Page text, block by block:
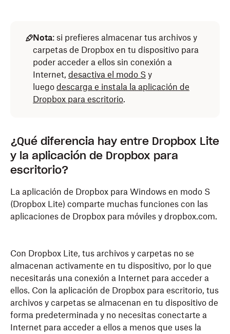
Nota: si prefieres almacenar tus archivos y
carpetas de Dropbox en tu dispositivo para
poder acceder a ellos sin conexión a
Internet, desactiva el modo S y
luego descarga e instala la aplicación de
Dropbox para escritorio.
¿Qué diferencia hay entre Dropbox Lite
y la aplicación de Dropbox para
escritorio?
La aplicación de Dropbox para Windows en modo S
(Dropbox Lite) comparte muchas funciones con las
aplicaciones de Dropbox para móviles y dropbox.com.
Con Dropbox Lite, tus archivos y carpetas no se
almacenan activamente en tu dispositivo, por lo que
necesitarás una conexión a Internet para acceder a
ellos. Con la aplicación de Dropbox para escritorio, tus
archivos y carpetas se almacenan en tu dispositivo de
forma predeterminada y no necesitas conectarte a
Internet para acceder a ellos a menos que uses la